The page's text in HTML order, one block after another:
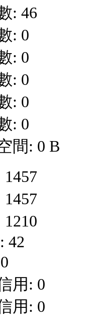
: 46
: 0
: 0
: 0
: 0
: 0
間: 0 B
42
用: 0
用: 0